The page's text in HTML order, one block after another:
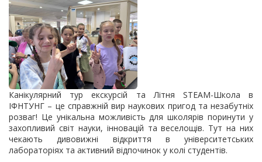
Канікулярний тур екскурсій та Літня STEAM-Школа в
ІФНТУНГ – це справжній вир наукових пригод та незабутніх
розваг! Це унікальна можливість для школярів поринути у
захопливий світ науки, інновацій та веселощів. Тут на них
чекають дивовижні відкриття в університетських
лабораторіях та активний відпочинок у колі студентів.